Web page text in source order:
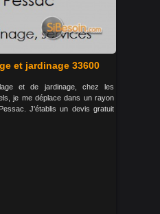
et jardinage 33600
et de jardinage, chez les
je me déplace dans un rayon
J'établis un devis gratuit